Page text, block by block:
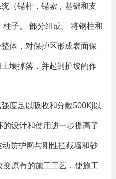
（锚杆，锚索，基础和支
子。 部分组成。 将钢柱和
体，对保护区形成表面保
壤掉落，并起到护坡的作
度足以吸收和分散500KJ以
设计和使用进一步提高了
防护网与刚性拦截墙和砂
原有的施工工艺，使施工